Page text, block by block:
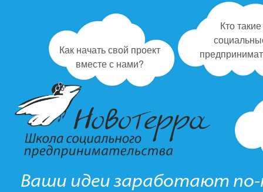
Как начать свой проект
вместе с нами?
Кто такие
Ваши идеи заработают